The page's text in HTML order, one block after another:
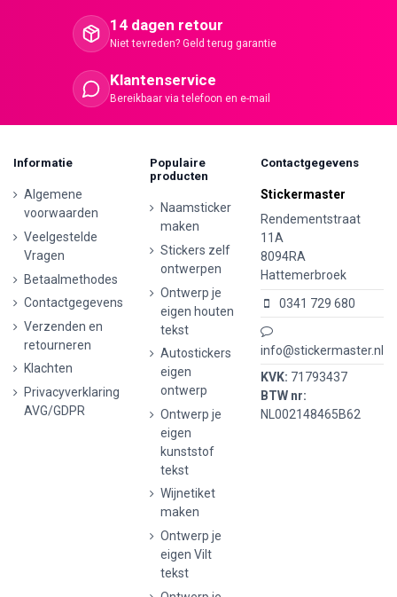
14 dagen retour
Niet tevreden? Geld terug garantie
Klantenservice
Bereikbaar via telefoon en e-mail
Informatie
Algemene
voorwaarden
Veelgestelde
Vragen
Betaalmethodes
Contactgegevens
Verzenden en
retourneren
Klachten
Privacyverklaring
AVG/GDPR
Populaire
producten
Naamsticker
maken
Stickers zelf
ontwerpen
Ontwerp je
eigen houten
tekst
Autostickers
eigen
ontwerp
Ontwerp je
eigen
kunststof
tekst
Wijnetiket
maken
Ontwerp je
eigen Vilt
tekst
Contactgegevens
Stickermaster
Rendementstraat
11A
8094RA
Hattemerbroek
0341 729 680
info@stickermaster.nl
KVK: 71793437
BTW nr:
NL002148465B62